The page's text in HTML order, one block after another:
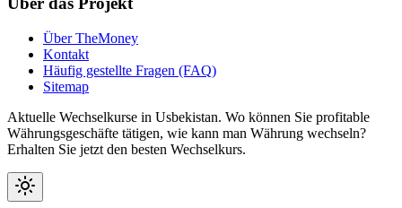
Über TheMoney
Kontakt
Häufig gestellte Fragen (FAQ)
Sitemap
Aktuelle Wechselkurse in Usbekistan. Wo können Sie profitable
Währungsgeschäfte tätigen, wie kann man Währung wechseln?
Erhalten Sie jetzt den besten Wechselkurs.